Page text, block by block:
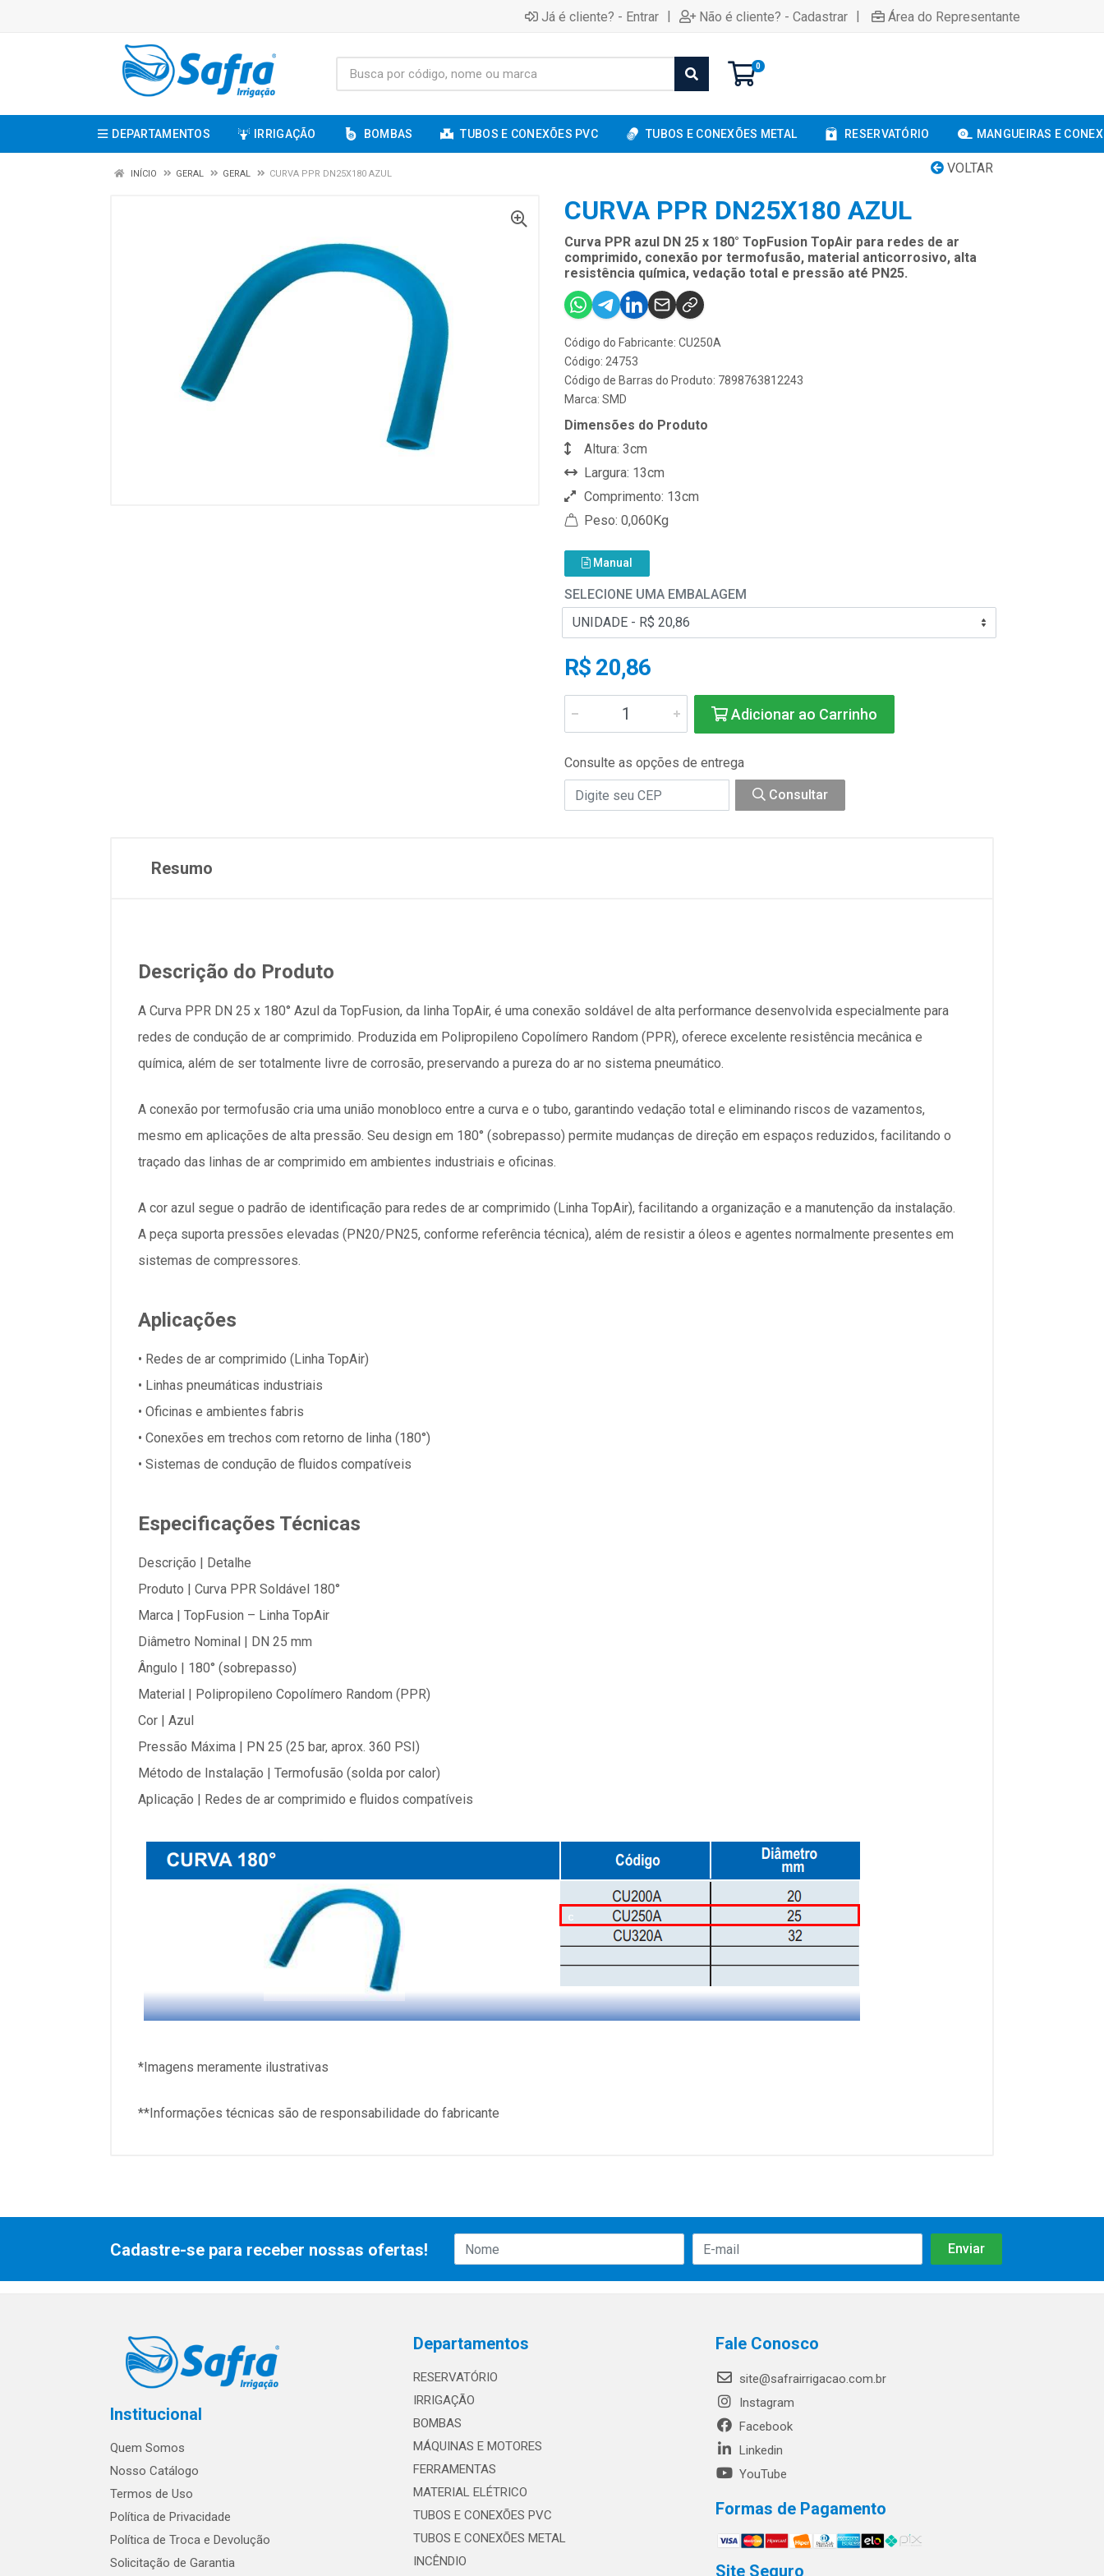
Já é cliente? - Entrar | Não é cliente? - Cadastrar | Área do Representante
0
DEPARTAMENTOS IRRIGAÇÃO BOMBAS TUBOS E CONEXÕES PVC TUBOS E CONEXÕES METAL RESERVATÓRIO MANGUEIRAS E
VOLTAR
INÍCIO GERAL GERAL CURVA PPR DN25X180 AZUL
CURVA PPR DN25X180 AZUL
Curva PPR azul DN 25 x 180° TopFusion TopAir para redes de ar
comprimido, conexão por termofusão, material anticorrosivo, alta
resistência química, vedação total e pressão até PN25.
Código do Fabricante: CU250A
Código: 24753
Código de Barras do Produto: 7898763812243
Marca: SMD
Dimensões do Produto
Altura: 3cm
Largura: 13cm
Comprimento: 13cm
Peso: 0,060Kg
Manual
SELECIONE UMA EMBALAGEM
R$ 20,86
Adicionar ao Carrinho
Consulte as opções de entrega
Consultar
Resumo
Descrição do Produto
A Curva PPR DN 25 x 180° Azul da TopFusion, da linha TopAir, é uma conexão soldável de alta performance desenvolvida especialmente para
redes de condução de ar comprimido. Produzida em Polipropileno Copolímero Random (PPR), oferece excelente resistência mecânica e
química, além de ser totalmente livre de corrosão, preservando a pureza do ar no sistema pneumático.
A conexão por termofusão cria uma união monobloco entre a curva e o tubo, garantindo vedação total e eliminando riscos de vazamentos,
mesmo em aplicações de alta pressão. Seu design em 180° (sobrepasso) permite mudanças de direção em espaços reduzidos, facilitando o
traçado das linhas de ar comprimido em ambientes industriais e oficinas.
A cor azul segue o padrão de identificação para redes de ar comprimido (Linha TopAir), facilitando a organização e a manutenção da instalação.
A peça suporta pressões elevadas (PN20/PN25, conforme referência técnica), além de resistir a óleos e agentes normalmente presentes em
sistemas de compressores.
Aplicações
• Redes de ar comprimido (Linha TopAir)
• Linhas pneumáticas industriais
• Oficinas e ambientes fabris
• Conexões em trechos com retorno de linha (180°)
• Sistemas de condução de fluidos compatíveis
Especificações Técnicas
Descrição | Detalhe
Produto | Curva PPR Soldável 180°
Marca | TopFusion – Linha TopAir
Diâmetro Nominal | DN 25 mm
Ângulo | 180° (sobrepasso)
Material | Polipropileno Copolímero Random (PPR)
Cor | Azul
Pressão Máxima | PN 25 (25 bar, aprox. 360 PSI)
Método de Instalação | Termofusão (solda por calor)
Aplicação | Redes de ar comprimido e fluidos compatíveis
*Imagens meramente ilustrativas
**Informações técnicas são de responsabilidade do fabricante
Cadastre-se para receber nossas ofertas!
Institucional
Quem Somos
Nosso Catálogo
Termos de Uso
Política de Privacidade
Política de Troca e Devolução
Solicitação de Garantia
Departamentos
RESERVATÓRIO
IRRIGAÇÃO
BOMBAS
MÁQUINAS E MOTORES
FERRAMENTAS
MATERIAL ELÉTRICO
TUBOS E CONEXÕES PVC
TUBOS E CONEXÕES METAL
INCÊNDIO
Fale Conosco
site@safrairrigacao.com.br
Instagram
Facebook
Linkedin
YouTube
Formas de Pagamento
Site Seguro